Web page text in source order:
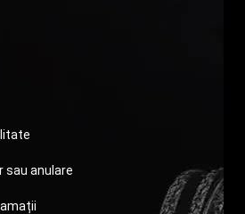
sau anulare